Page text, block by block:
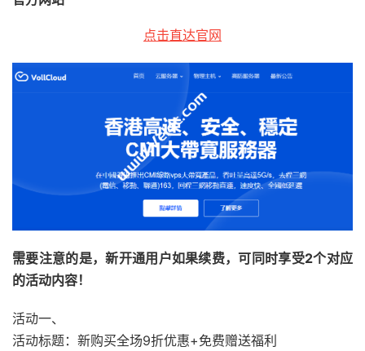
点击直达官网
需要注意的是，新开通用户如果续费，可同时享受2个对应
的活动内容！
活动一、
活动标题：新购买全场9折优惠+免费赠送福利